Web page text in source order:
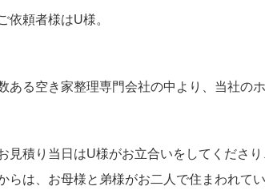
依頼者様はU様。
ある空き家整理専門会社の中より、当社の
見積り当日はU様がお立合いをしてくださ
らは、お母様と弟様がお二人で住まわれて